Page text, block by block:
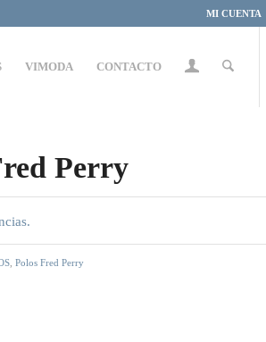
MI CUENTA
VIMODA CONTACTO
Perry
,Polos Fred Perry